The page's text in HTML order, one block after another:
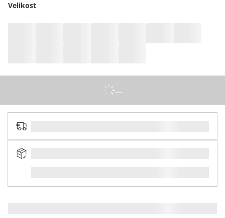
Velikost
...